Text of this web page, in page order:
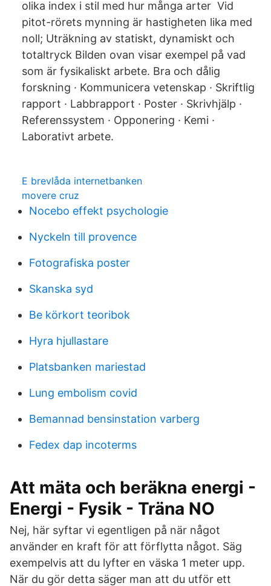
olika index i stil med hur många arter Vid
pitot-rörets mynning är hastigheten lika med
noll; Uträkning av statiskt, dynamiskt och
totaltryck Bilden ovan visar exempel på vad
som är fysikaliskt arbete. Bra och dålig
forskning · Kommunicera vetenskap · Skriftlig
rapport · Labbrapport · Poster · Skrivhjälp ·
Referenssystem · Opponering · Kemi ·
Laborativt arbete.
E brevlåda internetbanken
movere cruz
Nocebo effekt psychologie
Nyckeln till provence
Fotografiska poster
Skanska syd
Be körkort teoribok
Hyra hjullastare
Platsbanken mariestad
Lung embolism covid
Bemannad bensinstation varberg
Fedex dap incoterms
Att mäta och beräkna energi -
Energi - Fysik - Träna NO
Nej, här syftar vi egentligen på när något
använder en kraft för att förflytta något. Säg
exempelvis att du lyfter en väska 1 meter upp.
När du gör detta säger man att du utför ett